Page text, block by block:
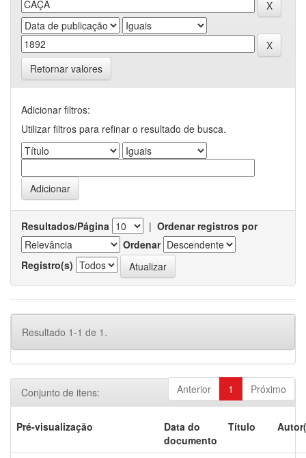
Retornar valores
Adicionar filtros:
Utilizar filtros para refinar o resultado de busca.
Resultados/Página | Ordenar registros por
Ordenar
Registro(s)
Resultado 1-1 de 1.
Anterior 1 Próximo
Conjunto de itens:
Pré-visualização
Data do
documento
Título